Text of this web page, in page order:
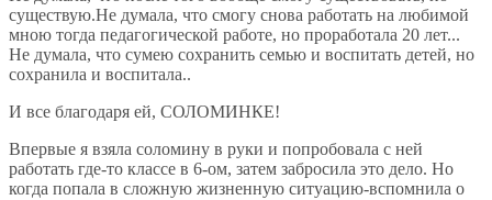
существую.Не думала, что смогу снова работать на любимой
мною тогда педагогической работе, но проработала 20 лет...
Не думала, что сумею сохранить семью и воспитать детей, но
сохранила и воспитала..
И все благодаря ей, СОЛОМИНКЕ!
Впервые я взяла соломину в руки и попробовала с ней
работать где-то классе в 6-ом, затем забросила это дело. Но
когда попала в сложную жизненную ситуацию-вспомнила о